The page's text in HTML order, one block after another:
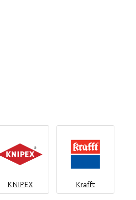
KNIPEX Krafft